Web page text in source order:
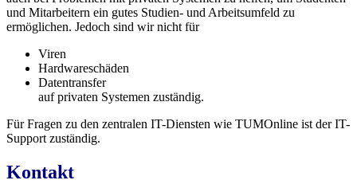
und Mitarbeitern ein gutes Studien- und Arbeitsumfeld zu
ermöglichen. Jedoch sind wir nicht für
Viren
Hardwareschäden
Datentransfer
auf privaten Systemen zuständig.
Für Fragen zu den zentralen IT-Diensten wie TUMOnline ist der IT-
Support zuständig.
Kontakt